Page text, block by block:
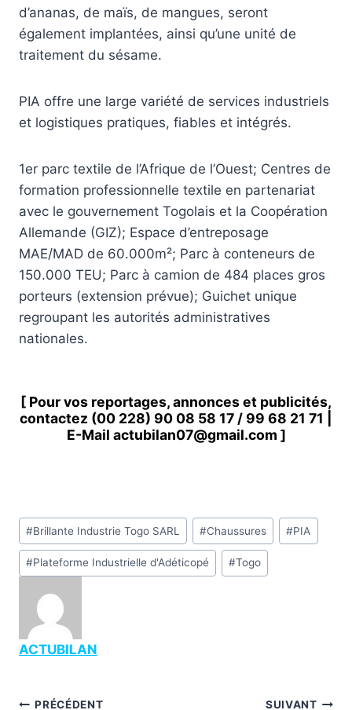
d’ananas, de maïs, de mangues, seront
également implantées, ainsi qu’une unité de
traitement du sésame.
PIA offre une large variété de services industriels
et logistiques pratiques, fiables et intégrés.
1er parc textile de l’Afrique de l’Ouest; Centres de
formation professionnelle textile en partenariat
avec le gouvernement Togolais et la Coopération
Allemande (GIZ); Espace d’entreposage
MAE/MAD de 60.000m²; Parc à conteneurs de
150.000 TEU; Parc à camion de 484 places gros
porteurs (extension prévue); Guichet unique
regroupant les autorités administratives
nationales.
[ Pour vos reportages, annonces et publicités,
contactez (00 228) 90 08 58 17 / 99 68 21 71
E-Mail actubilan07@gmail.com ]
Étiquettes
de
la
#Brillante Industrie Togo SARL #Chaussures #PIA
#Plateforme Industrielle d'Adéticopé #Togo
ACTUBILAN
PRÉCÉDENT SUIVANT